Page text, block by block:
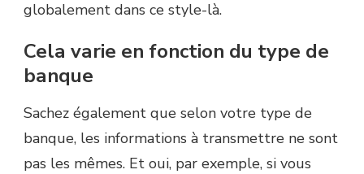
globalement dans ce style-là.
Cela varie en fonction du type de
banque
Sachez également que selon votre type de
banque, les informations à transmettre ne sont
pas les mêmes. Et oui, par exemple, si vous